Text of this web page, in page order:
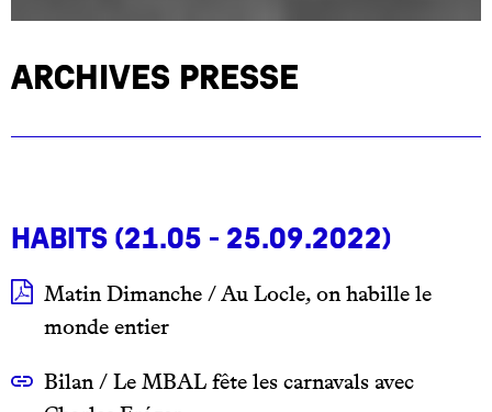
Archives presse
Habits (21.05 - 25.09.2022)
Matin Dimanche / Au Locle, on habille le
monde entier
Bilan / Le MBAL fête les carnavals avec